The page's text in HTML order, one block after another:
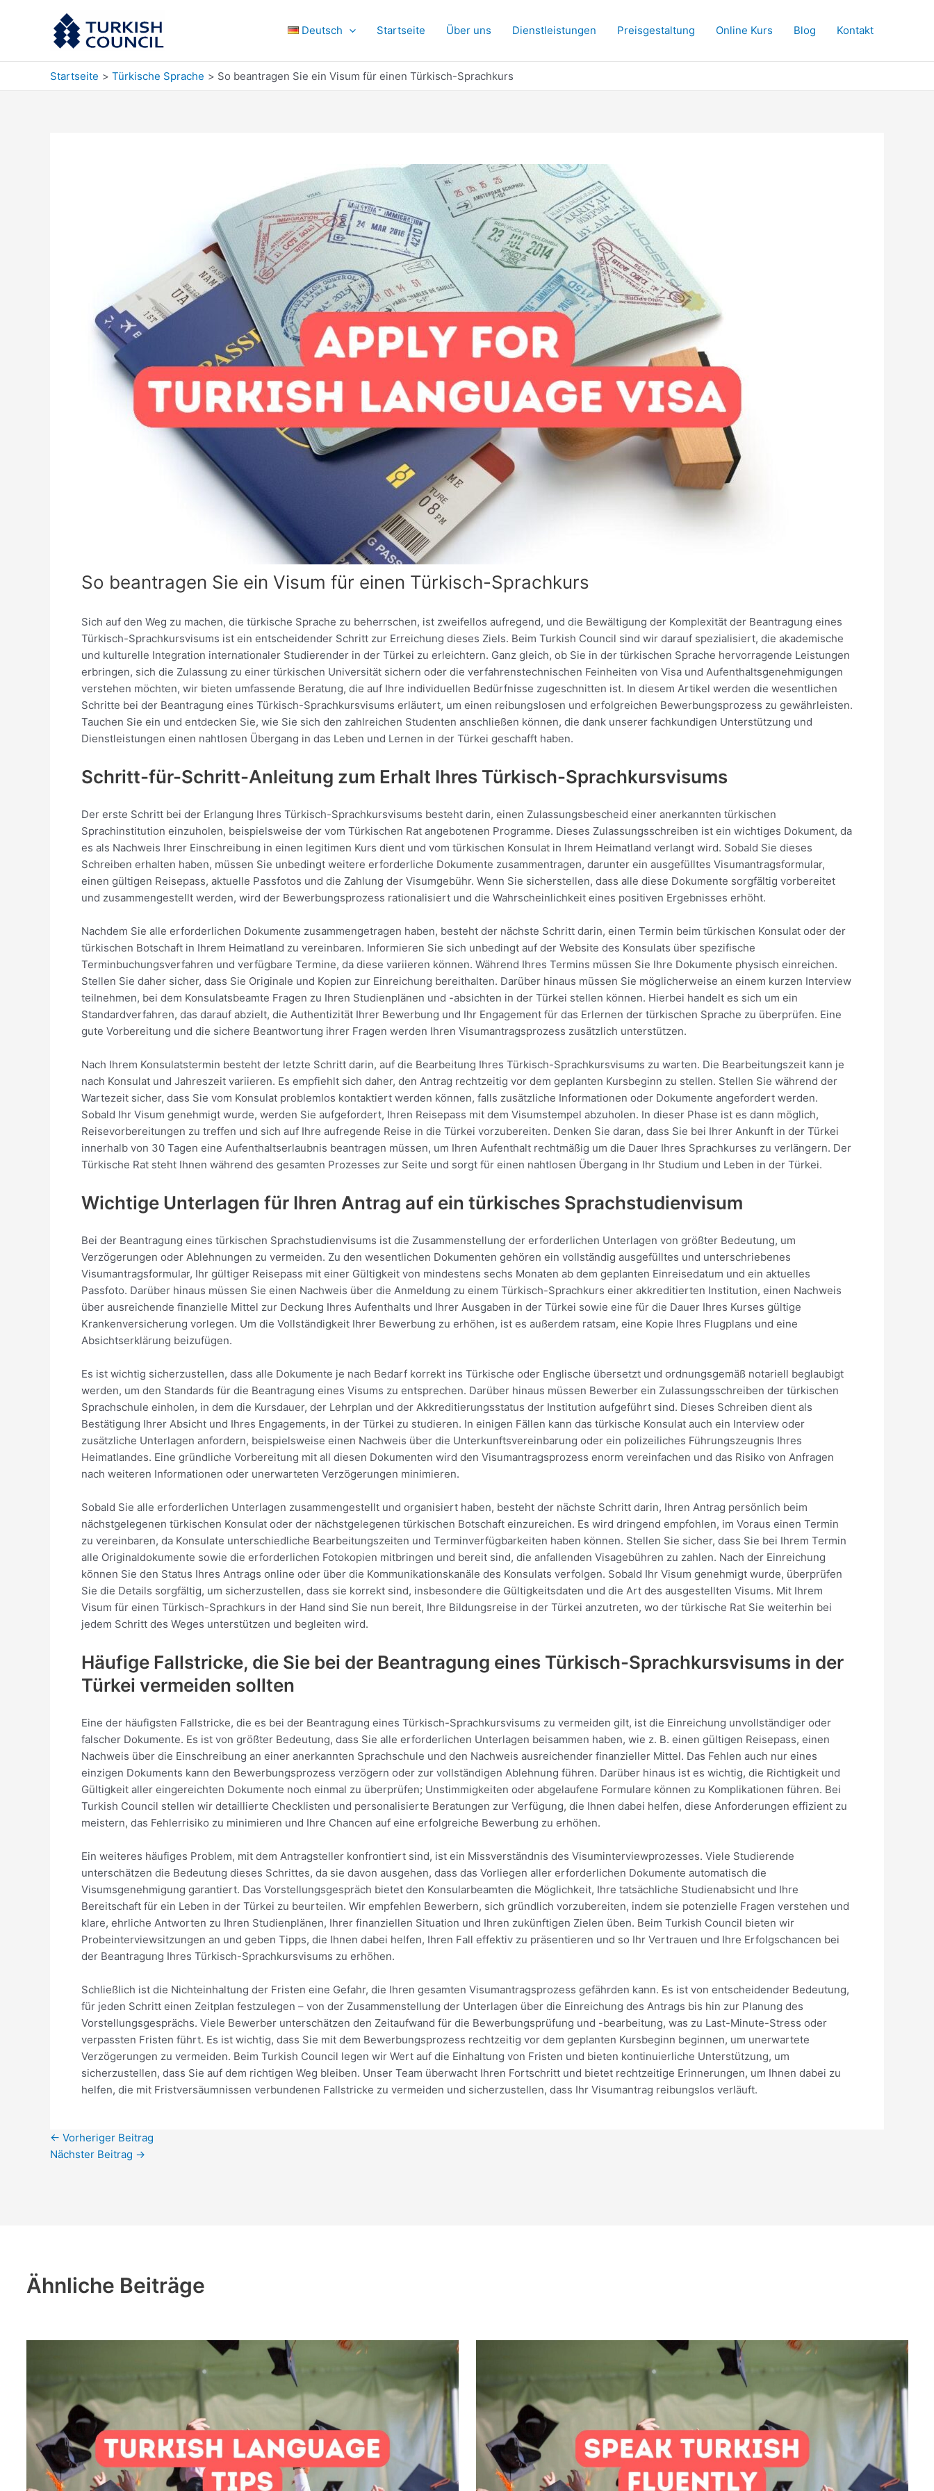
Deutsch Startseite Über uns Dienstleistungen Preisgestaltung Online Kurs Blog Kontakt
Startseite Türkische Sprache So beantragen Sie ein Visum für einen Türkisch-Sprachkurs
So beantragen Sie ein Visum für einen Türkisch-Sprachkurs
Sich auf den Weg zu machen, die türkische Sprache zu beherrschen, ist zweifellos aufregend, und die Bewältigung der Komplexität der Beantragung eines
Türkisch-Sprachkursvisums ist ein entscheidender Schritt zur Erreichung dieses Ziels. Beim Turkish Council sind wir darauf spezialisiert, die akademische
und kulturelle Integration internationaler Studierender in der Türkei zu erleichtern. Ganz gleich, ob Sie in der türkischen Sprache hervorragende Leistungen
erbringen, sich die Zulassung zu einer türkischen Universität sichern oder die verfahrenstechnischen Feinheiten von Visa und Aufenthaltsgenehmigungen
verstehen möchten, wir bieten umfassende Beratung, die auf Ihre individuellen Bedürfnisse zugeschnitten ist. In diesem Artikel werden die wesentlichen
Schritte bei der Beantragung eines Türkisch-Sprachkursvisums erläutert, um einen reibungslosen und erfolgreichen Bewerbungsprozess zu gewährleisten.
Tauchen Sie ein und entdecken Sie, wie Sie sich den zahlreichen Studenten anschließen können, die dank unserer fachkundigen Unterstützung und
Dienstleistungen einen nahtlosen Übergang in das Leben und Lernen in der Türkei geschafft haben.
Schritt-für-Schritt-Anleitung zum Erhalt Ihres Türkisch-Sprachkursvisums
Der erste Schritt bei der Erlangung Ihres Türkisch-Sprachkursvisums besteht darin, einen Zulassungsbescheid einer anerkannten türkischen
Sprachinstitution einzuholen, beispielsweise der vom Türkischen Rat angebotenen Programme. Dieses Zulassungsschreiben ist ein wichtiges Dokument, da
es als Nachweis Ihrer Einschreibung in einen legitimen Kurs dient und vom türkischen Konsulat in Ihrem Heimatland verlangt wird. Sobald Sie dieses
Schreiben erhalten haben, müssen Sie unbedingt weitere erforderliche Dokumente zusammentragen, darunter ein ausgefülltes Visumantragsformular,
einen gültigen Reisepass, aktuelle Passfotos und die Zahlung der Visumgebühr. Wenn Sie sicherstellen, dass alle diese Dokumente sorgfältig vorbereitet
und zusammengestellt werden, wird der Bewerbungsprozess rationalisiert und die Wahrscheinlichkeit eines positiven Ergebnisses erhöht.
Nachdem Sie alle erforderlichen Dokumente zusammengetragen haben, besteht der nächste Schritt darin, einen Termin beim türkischen Konsulat oder der
türkischen Botschaft in Ihrem Heimatland zu vereinbaren. Informieren Sie sich unbedingt auf der Website des Konsulats über spezifische
Terminbuchungsverfahren und verfügbare Termine, da diese variieren können. Während Ihres Termins müssen Sie Ihre Dokumente physisch einreichen.
Stellen Sie daher sicher, dass Sie Originale und Kopien zur Einreichung bereithalten. Darüber hinaus müssen Sie möglicherweise an einem kurzen Interview
teilnehmen, bei dem Konsulatsbeamte Fragen zu Ihren Studienplänen und -absichten in der Türkei stellen können. Hierbei handelt es sich um ein
Standardverfahren, das darauf abzielt, die Authentizität Ihrer Bewerbung und Ihr Engagement für das Erlernen der türkischen Sprache zu überprüfen. Eine
gute Vorbereitung und die sichere Beantwortung ihrer Fragen werden Ihren Visumantragsprozess zusätzlich unterstützen.
Nach Ihrem Konsulatstermin besteht der letzte Schritt darin, auf die Bearbeitung Ihres Türkisch-Sprachkursvisums zu warten. Die Bearbeitungszeit kann je
nach Konsulat und Jahreszeit variieren. Es empfiehlt sich daher, den Antrag rechtzeitig vor dem geplanten Kursbeginn zu stellen. Stellen Sie während der
Wartezeit sicher, dass Sie vom Konsulat problemlos kontaktiert werden können, falls zusätzliche Informationen oder Dokumente angefordert werden.
Sobald Ihr Visum genehmigt wurde, werden Sie aufgefordert, Ihren Reisepass mit dem Visumstempel abzuholen. In dieser Phase ist es dann möglich,
Reisevorbereitungen zu treffen und sich auf Ihre aufregende Reise in die Türkei vorzubereiten. Denken Sie daran, dass Sie bei Ihrer Ankunft in der Türkei
innerhalb von 30 Tagen eine Aufenthaltserlaubnis beantragen müssen, um Ihren Aufenthalt rechtmäßig um die Dauer Ihres Sprachkurses zu verlängern. Der
Türkische Rat steht Ihnen während des gesamten Prozesses zur Seite und sorgt für einen nahtlosen Übergang in Ihr Studium und Leben in der Türkei.
Wichtige Unterlagen für Ihren Antrag auf ein türkisches Sprachstudienvisum
Bei der Beantragung eines türkischen Sprachstudienvisums ist die Zusammenstellung der erforderlichen Unterlagen von größter Bedeutung, um
Verzögerungen oder Ablehnungen zu vermeiden. Zu den wesentlichen Dokumenten gehören ein vollständig ausgefülltes und unterschriebenes
Visumantragsformular, Ihr gültiger Reisepass mit einer Gültigkeit von mindestens sechs Monaten ab dem geplanten Einreisedatum und ein aktuelles
Passfoto. Darüber hinaus müssen Sie einen Nachweis über die Anmeldung zu einem Türkisch-Sprachkurs einer akkreditierten Institution, einen Nachweis
über ausreichende finanzielle Mittel zur Deckung Ihres Aufenthalts und Ihrer Ausgaben in der Türkei sowie eine für die Dauer Ihres Kurses gültige
Krankenversicherung vorlegen. Um die Vollständigkeit Ihrer Bewerbung zu erhöhen, ist es außerdem ratsam, eine Kopie Ihres Flugplans und eine
Absichtserklärung beizufügen.
Es ist wichtig sicherzustellen, dass alle Dokumente je nach Bedarf korrekt ins Türkische oder Englische übersetzt und ordnungsgemäß notariell beglaubigt
werden, um den Standards für die Beantragung eines Visums zu entsprechen. Darüber hinaus müssen Bewerber ein Zulassungsschreiben der türkischen
Sprachschule einholen, in dem die Kursdauer, der Lehrplan und der Akkreditierungsstatus der Institution aufgeführt sind. Dieses Schreiben dient als
Bestätigung Ihrer Absicht und Ihres Engagements, in der Türkei zu studieren. In einigen Fällen kann das türkische Konsulat auch ein Interview oder
zusätzliche Unterlagen anfordern, beispielsweise einen Nachweis über die Unterkunftsvereinbarung oder ein polizeiliches Führungszeugnis Ihres
Heimatlandes. Eine gründliche Vorbereitung mit all diesen Dokumenten wird den Visumantragsprozess enorm vereinfachen und das Risiko von Anfragen
nach weiteren Informationen oder unerwarteten Verzögerungen minimieren.
Sobald Sie alle erforderlichen Unterlagen zusammengestellt und organisiert haben, besteht der nächste Schritt darin, Ihren Antrag persönlich beim
nächstgelegenen türkischen Konsulat oder der nächstgelegenen türkischen Botschaft einzureichen. Es wird dringend empfohlen, im Voraus einen Termin
zu vereinbaren, da Konsulate unterschiedliche Bearbeitungszeiten und Terminverfügbarkeiten haben können. Stellen Sie sicher, dass Sie bei Ihrem Termin
alle Originaldokumente sowie die erforderlichen Fotokopien mitbringen und bereit sind, die anfallenden Visagebühren zu zahlen. Nach der Einreichung
können Sie den Status Ihres Antrags online oder über die Kommunikationskanäle des Konsulats verfolgen. Sobald Ihr Visum genehmigt wurde, überprüfen
Sie die Details sorgfältig, um sicherzustellen, dass sie korrekt sind, insbesondere die Gültigkeitsdaten und die Art des ausgestellten Visums. Mit Ihrem
Visum für einen Türkisch-Sprachkurs in der Hand sind Sie nun bereit, Ihre Bildungsreise in der Türkei anzutreten, wo der türkische Rat Sie weiterhin bei
jedem Schritt des Weges unterstützen und begleiten wird.
Häufige Fallstricke, die Sie bei der Beantragung eines Türkisch-Sprachkursvisums in der
Türkei vermeiden sollten
Eine der häufigsten Fallstricke, die es bei der Beantragung eines Türkisch-Sprachkursvisums zu vermeiden gilt, ist die Einreichung unvollständiger oder
falscher Dokumente. Es ist von größter Bedeutung, dass Sie alle erforderlichen Unterlagen beisammen haben, wie z. B. einen gültigen Reisepass, einen
Nachweis über die Einschreibung an einer anerkannten Sprachschule und den Nachweis ausreichender finanzieller Mittel. Das Fehlen auch nur eines
einzigen Dokuments kann den Bewerbungsprozess verzögern oder zur vollständigen Ablehnung führen. Darüber hinaus ist es wichtig, die Richtigkeit und
Gültigkeit aller eingereichten Dokumente noch einmal zu überprüfen; Unstimmigkeiten oder abgelaufene Formulare können zu Komplikationen führen. Bei
Turkish Council stellen wir detaillierte Checklisten und personalisierte Beratungen zur Verfügung, die Ihnen dabei helfen, diese Anforderungen effizient zu
meistern, das Fehlerrisiko zu minimieren und Ihre Chancen auf eine erfolgreiche Bewerbung zu erhöhen.
Ein weiteres häufiges Problem, mit dem Antragsteller konfrontiert sind, ist ein Missverständnis des Visuminterviewprozesses. Viele Studierende
unterschätzen die Bedeutung dieses Schrittes, da sie davon ausgehen, dass das Vorliegen aller erforderlichen Dokumente automatisch die
Visumsgenehmigung garantiert. Das Vorstellungsgespräch bietet den Konsularbeamten die Möglichkeit, Ihre tatsächliche Studienabsicht und Ihre
Bereitschaft für ein Leben in der Türkei zu beurteilen. Wir empfehlen Bewerbern, sich gründlich vorzubereiten, indem sie potenzielle Fragen verstehen und
klare, ehrliche Antworten zu Ihren Studienplänen, Ihrer finanziellen Situation und Ihren zukünftigen Zielen üben. Beim Turkish Council bieten wir
Probeinterviewsitzungen an und geben Tipps, die Ihnen dabei helfen, Ihren Fall effektiv zu präsentieren und so Ihr Vertrauen und Ihre Erfolgschancen bei
der Beantragung Ihres Türkisch-Sprachkursvisums zu erhöhen.
Schließlich ist die Nichteinhaltung der Fristen eine Gefahr, die Ihren gesamten Visumantragsprozess gefährden kann. Es ist von entscheidender Bedeutung,
für jeden Schritt einen Zeitplan festzulegen – von der Zusammenstellung der Unterlagen über die Einreichung des Antrags bis hin zur Planung des
Vorstellungsgesprächs. Viele Bewerber unterschätzen den Zeitaufwand für die Bewerbungsprüfung und -bearbeitung, was zu Last-Minute-Stress oder
verpassten Fristen führt. Es ist wichtig, dass Sie mit dem Bewerbungsprozess rechtzeitig vor dem geplanten Kursbeginn beginnen, um unerwartete
Verzögerungen zu vermeiden. Beim Turkish Council legen wir Wert auf die Einhaltung von Fristen und bieten kontinuierliche Unterstützung, um
sicherzustellen, dass Sie auf dem richtigen Weg bleiben. Unser Team überwacht Ihren Fortschritt und bietet rechtzeitige Erinnerungen, um Ihnen dabei zu
helfen, die mit Fristversäumnissen verbundenen Fallstricke zu vermeiden und sicherzustellen, dass Ihr Visumantrag reibungslos verläuft.
← Vorheriger Beitrag
Nächster Beitrag →
Ähnliche Beiträge